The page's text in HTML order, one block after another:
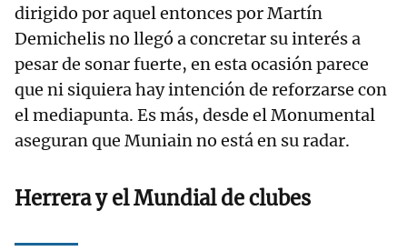
dirigido por aquel entonces por Martín
Demichelis no llegó a concretar su interés a
pesar de sonar fuerte, en esta ocasión parece
que ni siquiera hay intención de reforzarse con
el mediapunta. Es más, desde el Monumental
aseguran que Muniain no está en su radar.
Herrera y el Mundial de clubes